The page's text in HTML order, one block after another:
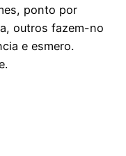
ponto por
outros fazem-no
e esmero.